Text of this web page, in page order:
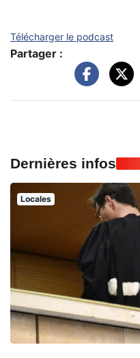
Télécharger le podcast
Partager :
Dernières infos
Locales